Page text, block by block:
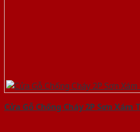
Cửa Gỗ Chống Cháy 2P Sơn Xám